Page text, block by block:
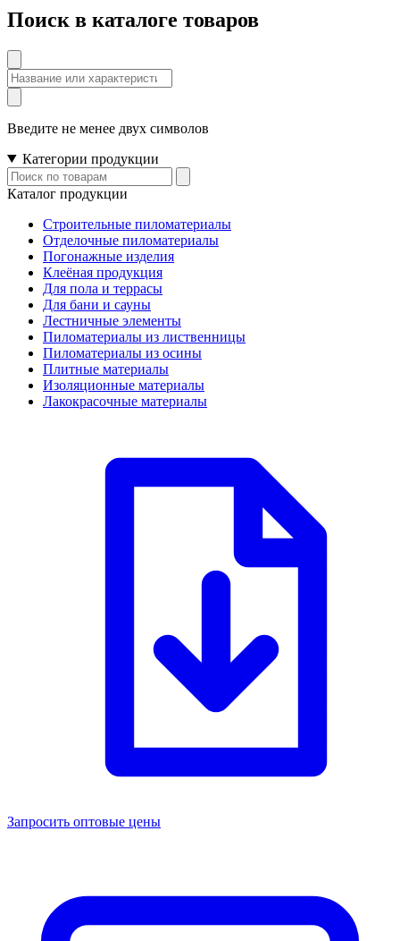
Поиск в каталоге товаров
Поиск
по
товарам
Введите не менее двух символов
Категории продукции
Поиск
по
Каталог продукции
Строительные пиломатериалы
Отделочные пиломатериалы
Погонажные изделия
Клеёная продукция
Для пола и террасы
Для бани и сауны
Лестничные элементы
Пиломатериалы из лиственницы
Пиломатериалы из осины
Плитные материалы
Изоляционные материалы
Лакокрасочные материалы
Запросить оптовые цены